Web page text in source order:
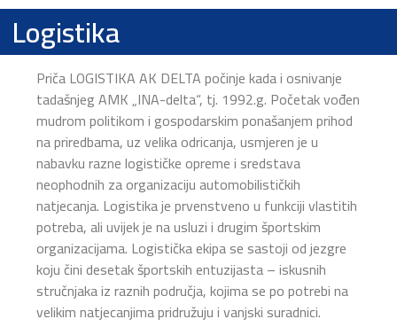
Logistika
Priča LOGISTIKA AK DELTA počinje kada i osnivanje
tadašnjeg AMK „INA-delta“, tj. 1992.g. Početak vođen
mudrom politikom i gospodarskim ponašanjem prihod
na priredbama, uz velika odricanja, usmjeren je u
nabavku razne logističke opreme i sredstava
neophodnih za organizaciju automobilističkih
natjecanja. Logistika je prvenstveno u funkciji vlastitih
potreba, ali uvijek je na usluzi i drugim športskim
organizacijama. Logistička ekipa se sastoji od jezgre
koju čini desetak športskih entuzijasta – iskusnih
stručnjaka iz raznih područja, kojima se po potrebi na
velikim natjecanjima pridružuju i vanjski suradnici.